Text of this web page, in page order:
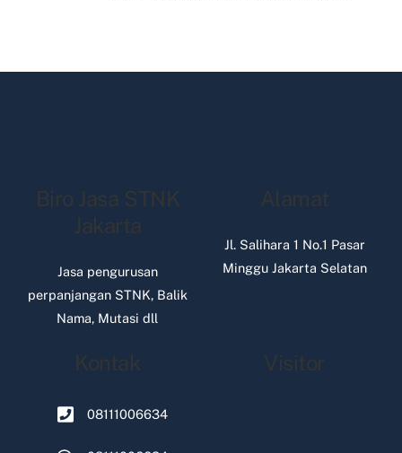
Biro Jasa STNK
Jakarta
Jasa pengurusan
perpanjangan STNK, Balik
Nama, Mutasi dll
Alamat
Jl. Salihara 1 No.1 Pasar
Minggu Jakarta Selatan
Kontak
08111006634
Visitor